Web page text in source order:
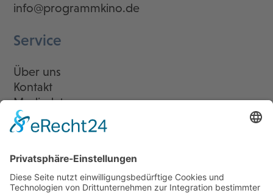
info@programmkino.de
Service
Über uns
Kontakt
Mediadaten
Newsletter
LogIn
Legal